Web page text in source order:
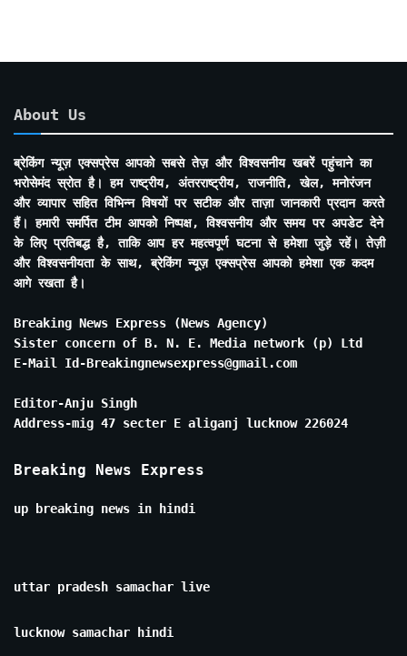
About Us
ब्रेकिंग न्यूज़ एक्सप्रेस आपको सबसे तेज़ और विश्वसनीय खबरें पहुंचाने का
भरोसेमंद स्रोत है। हम राष्ट्रीय, अंतरराष्ट्रीय, राजनीति, खेल, मनोरंजन
और व्यापार सहित विभिन्न विषयों पर सटीक और ताज़ा जानकारी प्रदान करते
हैं। हमारी समर्पित टीम आपको निष्पक्ष, विश्वसनीय और समय पर अपडेट देने
के लिए प्रतिबद्ध है, ताकि आप हर महत्वपूर्ण घटना से हमेशा जुड़े रहें। तेज़ी
और विश्वसनीयता के साथ, ब्रेकिंग न्यूज़ एक्सप्रेस आपको हमेशा एक कदम
आगे रखता है।
Breaking News Express (News Agency)
Sister concern of B. N. E. Media network (p) Ltd
E-Mail Id-Breakingnewsexpress@gmail.com
Editor-Anju Singh
Address-mig 47 secter E aliganj lucknow 226024
Breaking News Express
up breaking news in hindi
uttar pradesh samachar live
lucknow samachar hindi